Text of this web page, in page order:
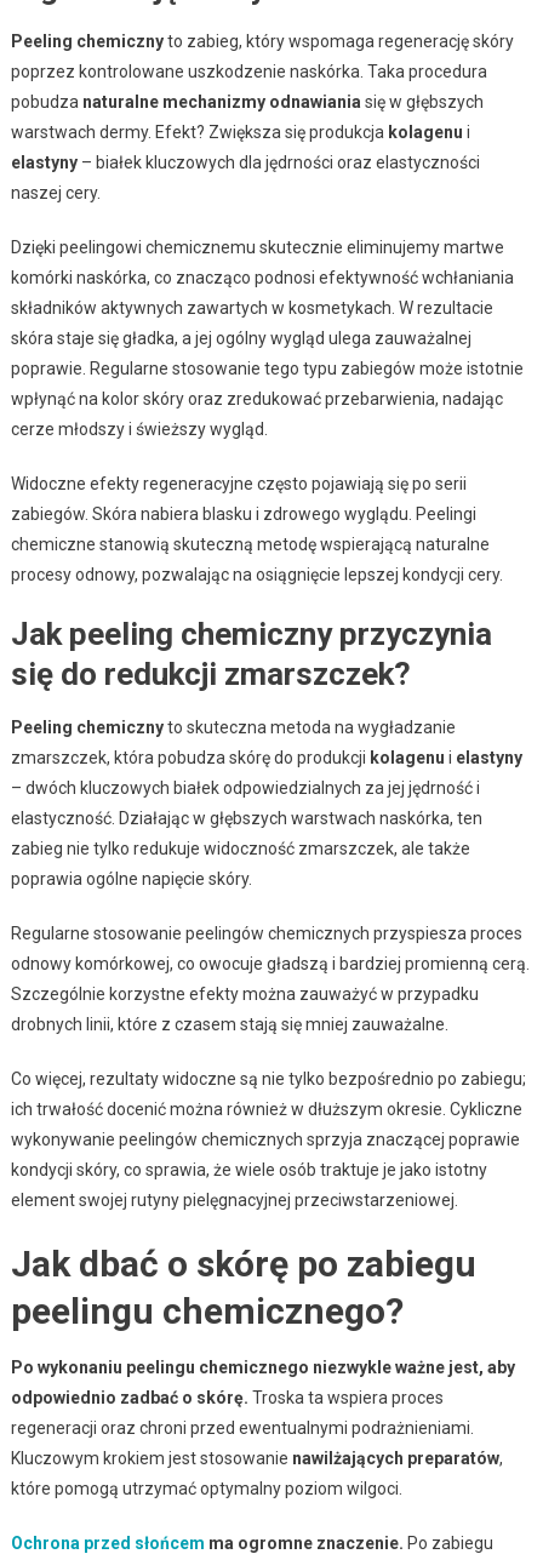
Peeling chemicznyto zabieg, który wspomaga regenerację skóry
poprzez kontrolowane uszkodzenie naskórka. Taka procedura
pobudza naturalne mechanizmy odnawiania się w głębszych
warstwach dermy. Efekt? Zwiększa się produkcja kolagenu i
elastyny– białek kluczowych dla jędrności oraz elastyczności
naszej cery.
Dzięki peelingowi chemicznemu skutecznie eliminujemy martwe
komórki naskórka, co znacząco podnosi efektywność wchłaniania
składników aktywnych zawartych w kosmetykach. W rezultacie
skóra staje się gładka, a jej ogólny wygląd ulega zauważalnej
poprawie. Regularne stosowanie tego typu zabiegów może istotnie
wpłynąć na kolor skóry oraz zredukować przebarwienia, nadając
cerze młodszy i świeższy wygląd.
Widoczne efekty regeneracyjne często pojawiają się po serii
zabiegów. Skóra nabiera blasku i zdrowego wyglądu. Peelingi
chemiczne stanowią skuteczną metodę wspierającą naturalne
procesy odnowy, pozwalając na osiągnięcie lepszej kondycji cery.
Jak peeling chemiczny przyczynia
się do redukcji zmarszczek?
Peeling chemicznyto skuteczna metoda na wygładzanie
zmarszczek, która pobudza skórę do produkcji kolagenu i elastyny
– dwóch kluczowych białek odpowiedzialnych za jej jędrność i
elastyczność. Działając w głębszych warstwach naskórka, ten
zabieg nie tylko redukuje widoczność zmarszczek, ale także
poprawia ogólne napięcie skóry.
Regularne stosowanie peelingów chemicznych przyspiesza proces
odnowy komórkowej, co owocuje gładszą i bardziej promienną cerą.
Szczególnie korzystne efekty można zauważyć w przypadku
drobnych linii, które z czasem stają się mniej zauważalne.
Co więcej, rezultaty widoczne są nie tylko bezpośrednio po zabiegu;
ich trwałość docenić można również w dłuższym okresie. Cykliczne
wykonywanie peelingów chemicznych sprzyja znaczącej poprawie
kondycji skóry, co sprawia, że wiele osób traktuje je jako istotny
element swojej rutyny pielęgnacyjnej przeciwstarzeniowej.
Jak dbać o skórę po zabiegu
peelingu chemicznego?
Po wykonaniu peelingu chemicznego niezwykle ważne jest, aby
odpowiednio zadbać o skórę. Troska ta wspiera proces
regeneracji oraz chroni przed ewentualnymi podrażnieniami.
Kluczowym krokiem jest stosowanie nawilżających preparatów,
które pomogą utrzymać optymalny poziom wilgoci.
Ochrona przed słońcem ma ogromne znaczenie. Po zabiegu